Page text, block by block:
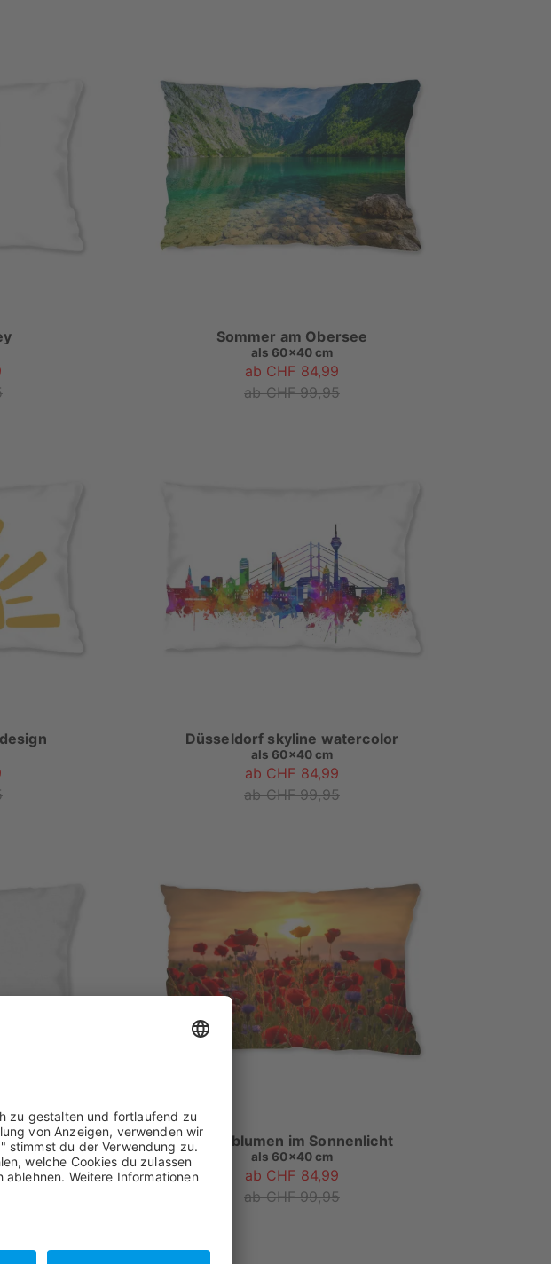
Sommer am Obersee
als 60x40 cm
ab CHF 84,99
ab CHF 99,95
Düsseldorf skyline watercolor
als 60x40 cm
ab CHF 84,99
ab CHF 99,95
Mohnblumen im Sonnenlicht
als 60x40 cm
ab CHF 84,99
ab CHF 99,95